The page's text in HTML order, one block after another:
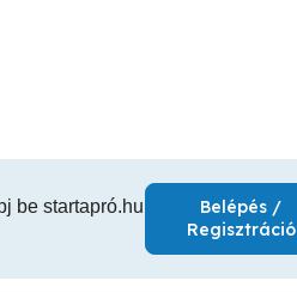
be startapró.hu
Belépés /
Regisztráció